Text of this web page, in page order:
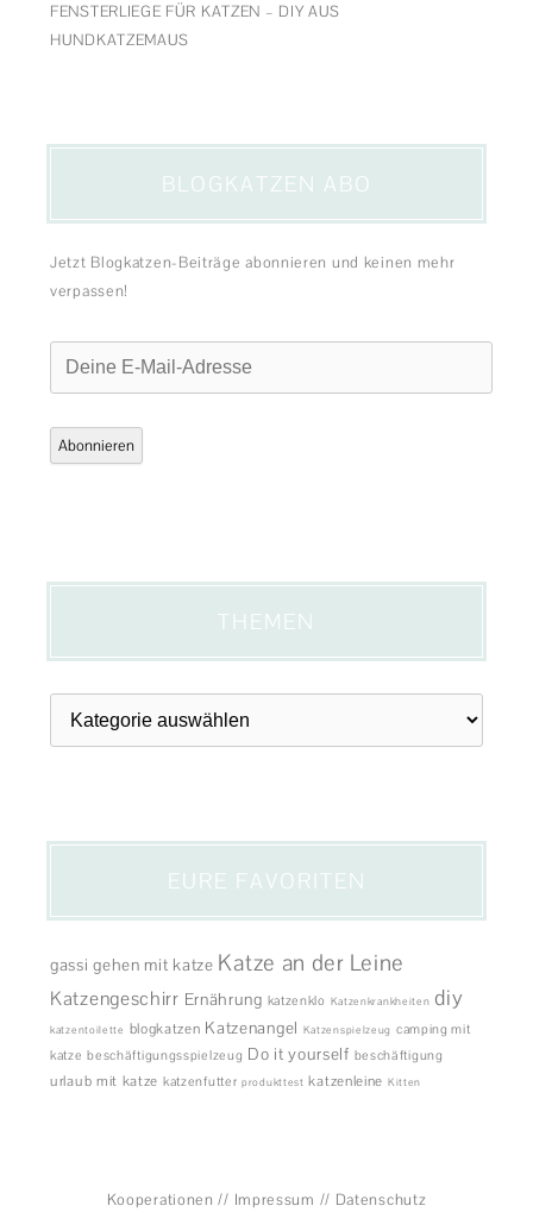
FENSTERLIEGE FÜR KATZEN – DIY AUS
HUNDKATZEMAUS
BLOGKATZEN ABO
Jetzt Blogkatzen-Beiträge abonnieren und keinen mehr
verpassen!
Deine
Adresse
Abonnieren
THEMEN
Themen
EURE FAVORITEN
gassi gehen mit katze Katze an der Leine
Katzengeschirr Ernährung katzenklo Katzenkrankheiten diy
katzentoilette blogkatzen Katzenangel Katzenspielzeug camping mit
katze beschäftigungsspielzeug Do it yourself beschäftigung
urlaub mit katze katzenfutter produkttest katzenleine Kitten
Kooperationen // Impressum // Datenschutz